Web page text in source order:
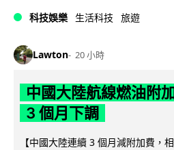
科技娛樂 生活科技 旅遊
Lawton 20 小時
中國大陸航線燃油附
3 個月下調
【中國大陸連續 3 個月減附加費，